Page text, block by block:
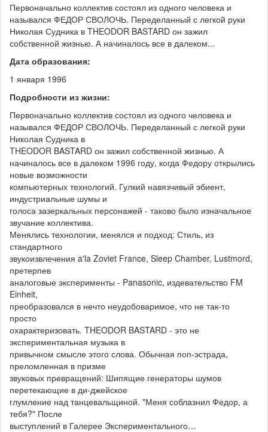
Первоначально коллектив состоял из одного человека и
назывался ФЕДОР СВОЛОЧЬ. Переделанный с легкой руки
Николая Судника в THEODOR BASTARD он зажил
собственной жизнью. А начиналось все в далеком...
Дата образования:
1 января 1996
Подробности из жизни:
Первоначально коллектив состоял из одного человека и
назывался ФЕДОР СВОЛОЧЬ. Переделанный с легкой руки
Николая Судника в
THEODOR BASTARD он зажил собственной жизнью. А
начиналось все в далеком 1996 году, когда Федору открылись
новые возможности
компьютерных технологий. Гулкий навязчивый эбиент,
индустриальные шумы и
голоса зазеркальных персонажей - таково было изначальное
звучание коллектива.
Менялись технологии, менялся и подход: Стиль, из
стандартного
звукоизвлечения a'la Zoviet France, Sleep Chamber, Lustmord,
претерпев
аналоговые эксперименты - Panasonic, издевательство FM
Einheit,
преобразовался в нечто неудобоваримое, что не так-то
просто
охарактеризовать. THEODOR BASTARD - это не
экспериментальная музыка в
привычном смысле этого слова. Обычная поп-эстрада,
преломленная в призме
звуковых превращений: Шипящие генераторы шумов
перетекающие в ди-джейское
глумление над танцевальщиной. "Меня соблазнил Федор, а
тебя?" После
выступлений в Галерее Экспериментального…